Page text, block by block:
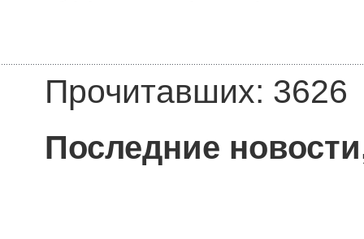
Прочитавших: 3626
Последние